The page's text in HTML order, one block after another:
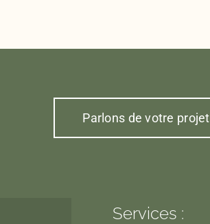
Parlons de votre projet
Services :